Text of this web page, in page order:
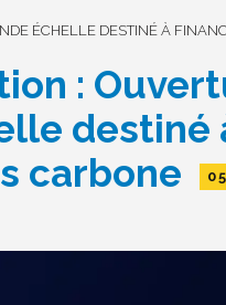
ÉCHELLE DESTINÉ À
:
destiné
carbone